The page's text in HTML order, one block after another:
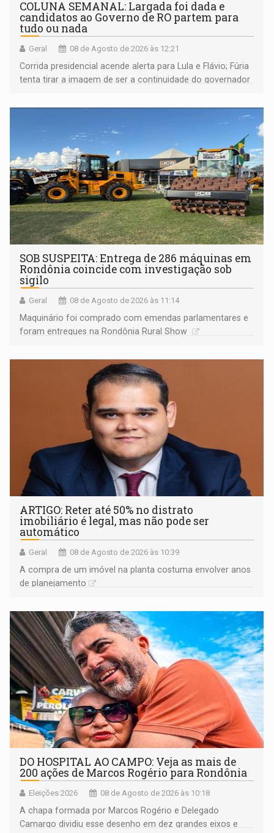
COLUNA SEMANAL: Largada foi dada e
candidatos ao Governo de RO partem para
tudo ou nada
Geral 08 de Agosto de 2026 às 12:21
Corrida presidencial acende alerta para Lula e Flávio; Fúria
tenta tirar a imagem de ser a continuidade do governador
não ter entrado no modo eleição; ABAV faz evento em
SOB SUSPEITA: Entrega de 286 máquinas em
Rondônia coincide com investigação sob
sigilo
Geral 08 de Agosto de 2026 às 11:14
Maquinário foi comprado com emendas parlamentares e
foram entregues na Rondônia Rural Show
ARTIGO: Reter até 50% no distrato
imobiliário é legal, mas não pode ser
automático
Geral 08 de Agosto de 2026 às 10:39
A compra de um imóvel na planta costuma envolver anos
de planejamento
DO HOSPITAL AO CAMPO: Veja as mais de
200 ações de Marcos Rogério para Rondônia
Eleições 2026 08 de Agosto de 2026 às 10:18
A chapa formada por Marcos Rogério e Delegado
Camargo dividiu esse desenho em dez grandes eixos e